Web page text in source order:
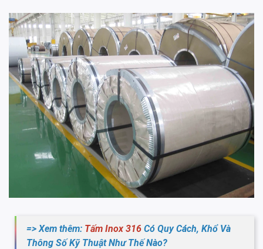
=> Xem thêm: Tấm Inox 316 Có Quy Cách, Khổ Và
Thông Số Kỹ Thuật Như Thế Nào?